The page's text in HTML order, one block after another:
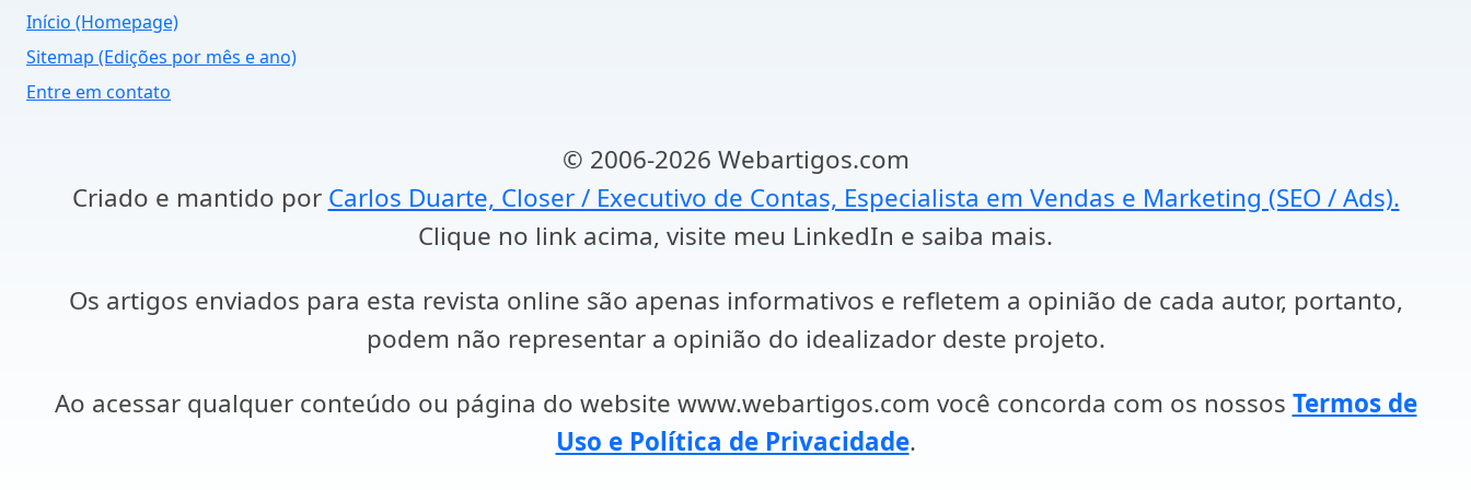
Início (Homepage)
Sitemap (Edições por mês e ano)
Entre em contato
© 2006-2026 Webartigos.com
Criado e mantido por Carlos Duarte, Closer / Executivo de Contas, Especialista em Vendas e Marketing (SEO / Ads).
Clique no link acima, visite meu LinkedIn e saiba mais.
Os artigos enviados para esta revista online são apenas informativos e refletem a opinião de cada autor, portanto,
podem não representar a opinião do idealizador deste projeto.
Ao acessar qualquer conteúdo ou página do website www.webartigos.com você concorda com os nossos Termos de
Uso e Política de Privacidade.